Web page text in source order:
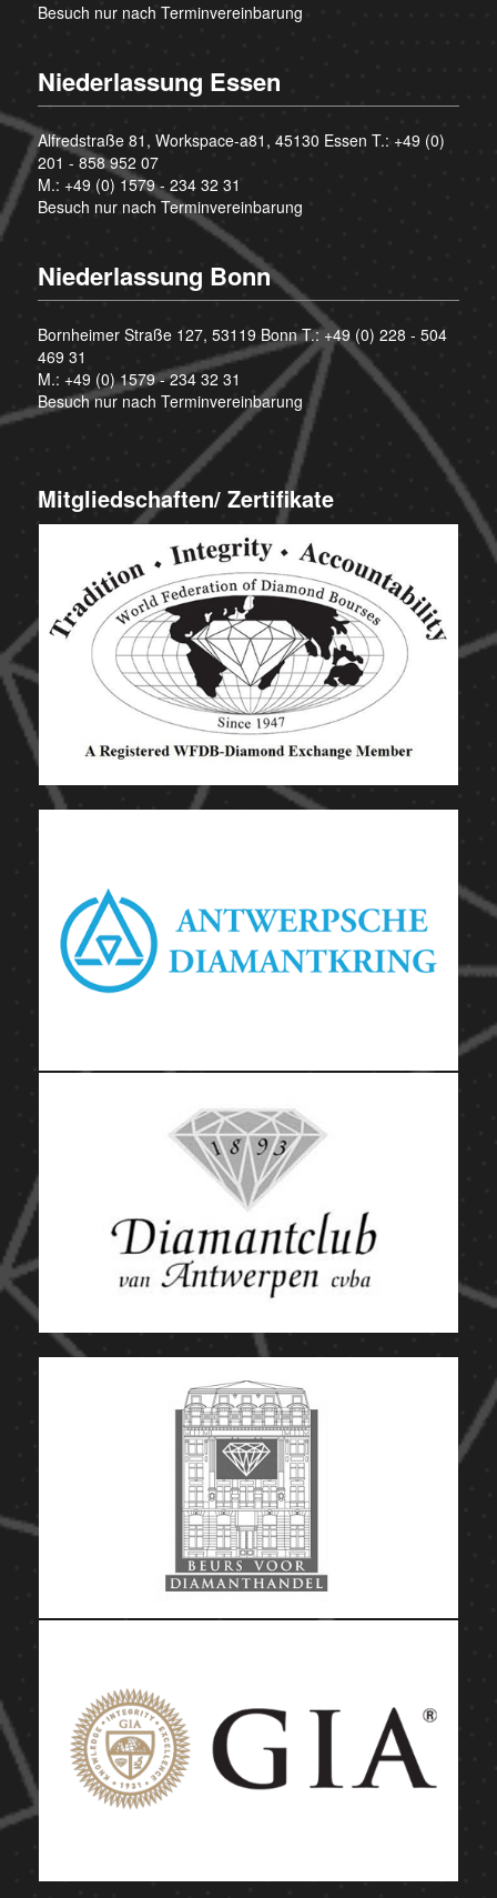
Besuch nur nach Terminvereinbarung
Niederlassung Essen
Alfredstraße 81, Workspace-a81, 45130 Essen T.: +49 (0)
201 - 858 952 07
M.: +49 (0) 1579 - 234 32 31
Besuch nur nach Terminvereinbarung
Niederlassung Bonn
Bornheimer Straße 127, 53119 Bonn T.:+49 (0) 228 - 504
469 31
M.: +49 (0) 1579 - 234 32 31
Besuch nur nach Terminvereinbarung
Mitgliedschaften/ Zertifikate